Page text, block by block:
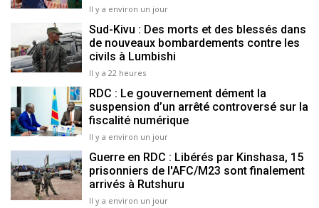
Il y a environ un jour
Sud-Kivu : Des morts et des blessés dans
de nouveaux bombardements contre les
civils à Lumbishi
Il y a 22 heures
RDC : Le gouvernement dément la
suspension d’un arrêté controversé sur la
fiscalité numérique
Il y a environ un jour
Guerre en RDC : Libérés par Kinshasa, 15
prisonniers de l'AFC/M23 sont finalement
arrivés à Rutshuru
Il y a environ un jour